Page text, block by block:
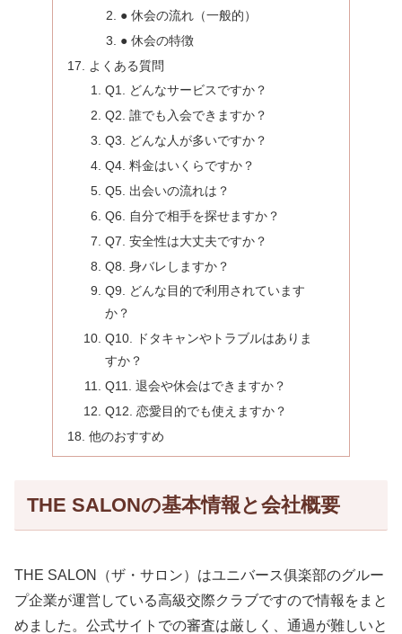
● 休会の流れ（一般的）
● 休会の特徴
よくある質問
Q1. どんなサービスですか？
Q2. 誰でも入会できますか？
Q3. どんな人が多いですか？
Q4. 料金はいくらですか？
Q5. 出会いの流れは？
Q6. 自分で相手を探せますか？
Q7. 安全性は大丈夫ですか？
Q8. 身バレしますか？
Q9. どんな目的で利用されています
か？
Q10. ドタキャンやトラブルはありま
すか？
Q11. 退会や休会はできますか？
Q12. 恋愛目的でも使えますか？
他のおすすめ
THE SALONの基本情報と会社概要
THE SALON（ザ・サロン）はユニバース俱楽部のグルー
プ企業が運営している高級交際クラブですので情報をまと
めました。公式サイトでの審査は厳しく、通過が難しいと